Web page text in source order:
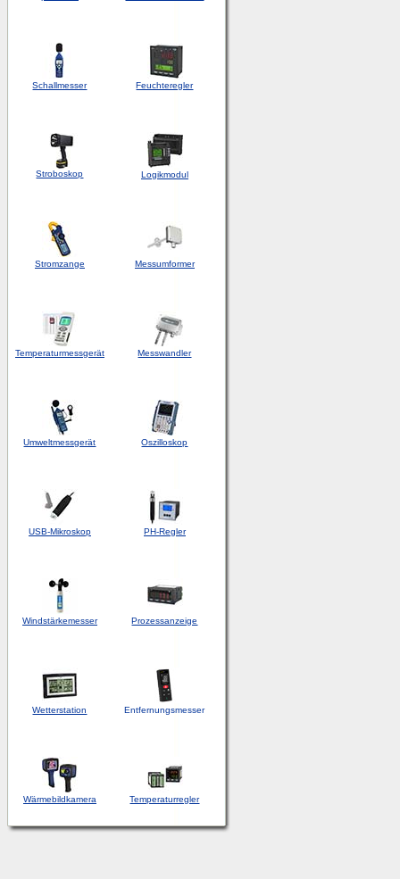
Schallmesser Feuchteregler
Stroboskop Logikmodul
Stromzange Messumformer
Temperaturmessgerät Messwandler
Umweltmessgerät Oszilloskop
USB-Mikroskop PH-Regler
Windstärkemesser Prozessanzeige
Wetterstation Entfernungsmesser
Wärmebildkamera Temperaturregler